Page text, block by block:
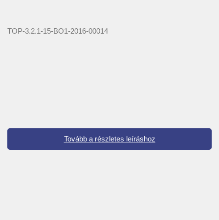
TOP-3.2.1-15-BO1-2016-00014
Tovább a részletes leíráshoz